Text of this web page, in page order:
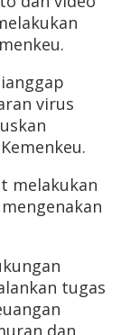
virus
melakukan
tugas
dan